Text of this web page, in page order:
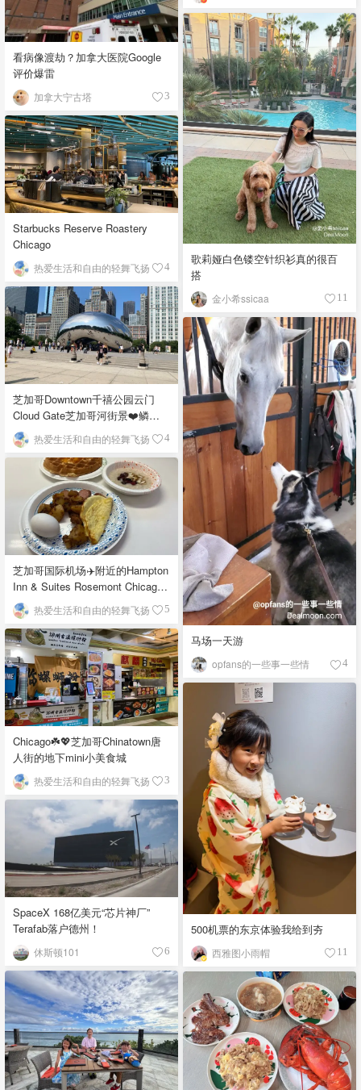
看病像渡劫？加拿大医院Google
评价爆雷
加拿大宁古塔 3
歌莉娅白色镂空针织衫真的很百
搭
金小希ssicaa 11
Starbucks Reserve Roastery
Chicago
热爱生活和自由的轻舞飞扬 4
芝加哥Downtown千禧公园云门
Cloud Gate芝加哥河街景❤️鳞次
栉比的高楼
热爱生活和自由的轻舞飞扬 4
马场一天游
opfans的一些事一些情 4
芝加哥国际机场✈️附近的Hampton
Inn & Suites Rosemont Chicago
O'Hare自助早餐
热爱生活和自由的轻舞飞扬 5
Chicago☘️💖芝加哥Chinatown唐
人街的地下mini小美食城
热爱生活和自由的轻舞飞扬 3
500机票的东京体验我给到夯
西雅图小雨帽 11
SpaceX 168亿美元“芯片神厂”
Terafab落户德州！
休斯顿101 6